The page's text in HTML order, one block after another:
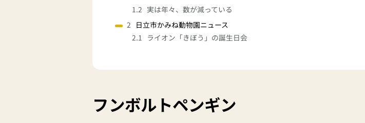
実は年々、数が減っている
日立市かみね動物園ニュース
ライオン「きぼう」の誕生日会
フンボルトペンギン